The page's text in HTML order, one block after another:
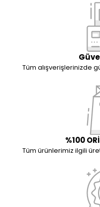
Tüm alışverişlerinizde
%100
Tüm ürünlerimiz ilgili